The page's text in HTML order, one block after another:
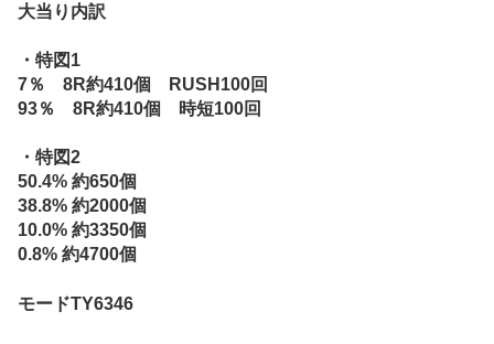
大当り内訳
・特図1
7％ 8R約410個 RUSH100回
93％ 8R約410個 時短100回
・特図2
50.4% 約650個
38.8% 約2000個
10.0% 約3350個
0.8% 約4700個
モードTY6346